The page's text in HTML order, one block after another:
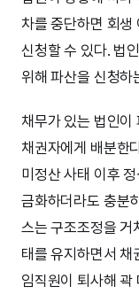
차를 중단하면 회생
신청할 수 있다. 법
위해 파산을 신청하
채무가 있는 법인이
채권자에게 배분한
미정산 사태 이후
금화하더라도 충분
스는 구조조정을 거
태를 유지하면서 채
임직원이 퇴사해 곽